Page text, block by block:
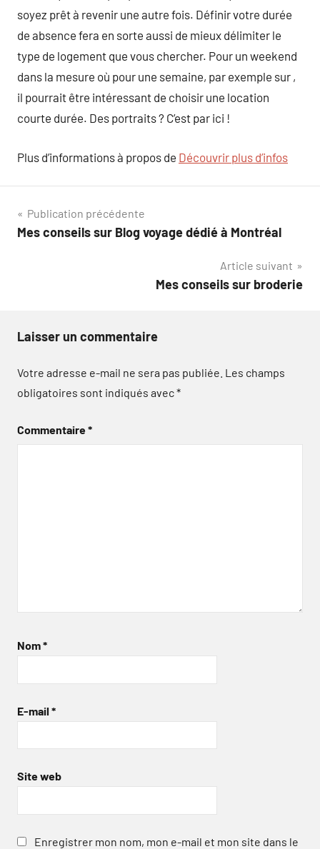
soyez prêt à revenir une autre fois. Définir votre durée
de absence fera en sorte aussi de mieux délimiter le
type de logement que vous chercher. Pour un weekend
dans la mesure où pour une semaine, par exemple sur ,
il pourrait être intéressant de choisir une location
courte durée. Des portraits ? C’est par ici !
Plus d’informations à propos de Découvrir plus d’infos
Navigation
de
Publication précédente
Mes conseils sur Blog voyage dédié à Montréal
Article suivant
Mes conseils sur broderie
Laisser un commentaire
Votre adresse e-mail ne sera pas publiée. Les champs
obligatoires sont indiqués avec*
Commentaire*
Nom*
E-mail *
Site web
Enregistrer mon nom, mon e-mail et mon site dans le